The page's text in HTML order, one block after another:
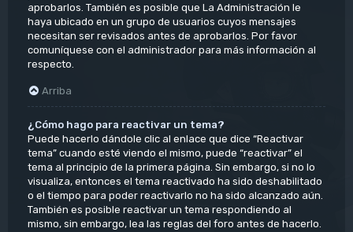
aprobarlos. También es posible que La Administración le
haya ubicado en un grupo de usuarios cuyos mensajes
necesitan ser revisados antes de aprobarlos. Por favor
comuníquese con el administrador para más información al
respecto.
Arriba
¿Cómo hago para reactivar un tema?
Puede hacerlo dándole clic al enlace que dice “Reactivar
tema” cuando esté viendo el mismo, puede “reactivar” el
tema al principio de la primera página. Sin embargo, si no lo
visualiza, entonces el tema reactivado ha sido deshabilitado
o el tiempo para poder reactivarlo no ha sido alcanzado aún.
También es posible reactivar un tema respondiendo al
mismo, sin embargo, lea las reglas del foro antes de hacerlo.